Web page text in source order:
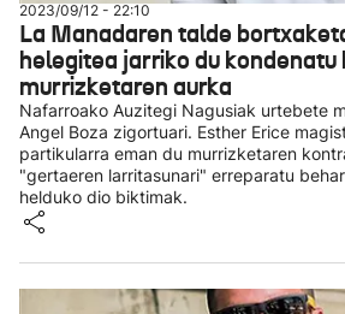
2023/09/12 - 22:10
La Manadaren talde
helegitea jarriko du kondenatu
murrizketaren aurka
Nafarroako Auzitegi Nagusiak urtebete
Angel Boza zigortuari. Esther Erice
partikularra eman du murrizketaren
"gertaeren larritasunari" erreparatu
helduko dio biktimak.